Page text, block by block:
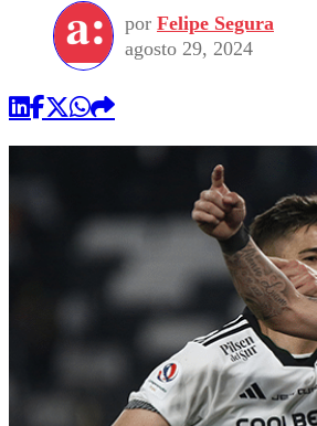
por Felipe Segura
agosto 29, 2024